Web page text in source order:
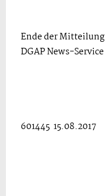
Ende der Mitteilung
DGAP News-Service
601445 15.08.2017